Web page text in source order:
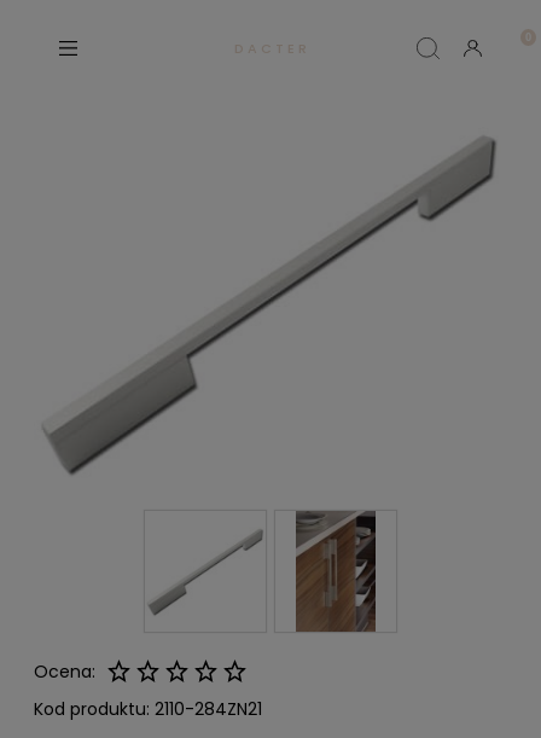
D A C T E R
Ocena:
Kod produktu: 2110-284ZN21